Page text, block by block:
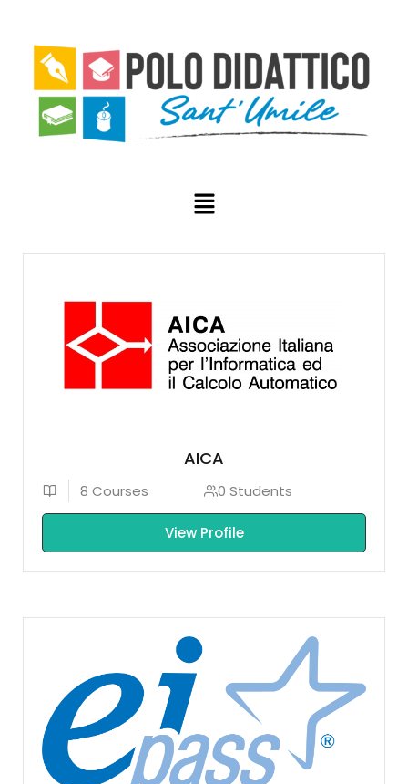
AICA
8 Courses 0 Students
View Profile